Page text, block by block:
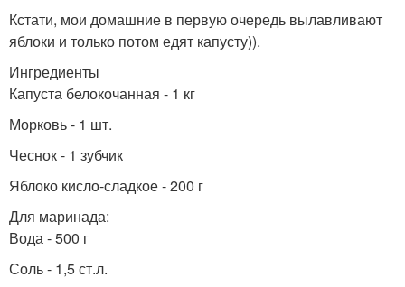
Кстати, мои домашние в первую очередь вылавливают
яблоки и только потом едят капусту)).
Ингредиенты
Капуста белокочанная - 1 кг
Морковь - 1 шт.
Чеснок - 1 зубчик
Яблоко кисло-сладкое - 200 г
Для маринада:
Вода - 500 г
Соль - 1,5 ст.л.